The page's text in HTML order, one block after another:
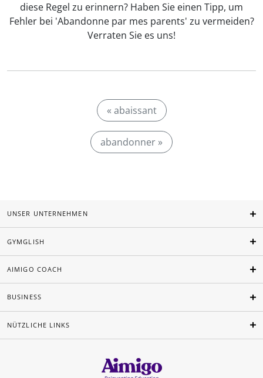
diese Regel zu erinnern? Haben Sie einen Tipp, um
Fehler bei 'Abandonne par mes parents' zu vermeiden?
Verraten Sie es uns!
« abaissant
abandonner »
UNSER UNTERNEHMEN
GYMGLISH
AIMIGO COACH
BUSINESS
NÜTZLICHE LINKS